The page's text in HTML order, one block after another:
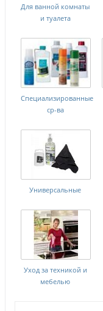
Для ванной комнаты
и туалета
Специализированные
ср-ва
Универсальные
Уход за техникой и
мебелью